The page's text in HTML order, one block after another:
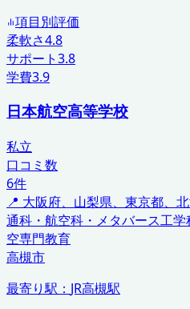
項目別評価
柔軟さ4.8
サポート3.8
学費3.9
日本航空高等学校
私立
口コミ数
6件
📍 大阪府、山梨県、東京都、
通科・航空科・メタバース工学
空専門教育
高槻市
最寄り駅： JR高槻駅